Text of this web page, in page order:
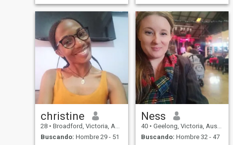
christine
28 • Broadford, Victoria, Australia
Buscando: Hombre 29 - 51
Ness
40 • Geelong, Victoria, Australia
Buscando: Hombre 32 - 47